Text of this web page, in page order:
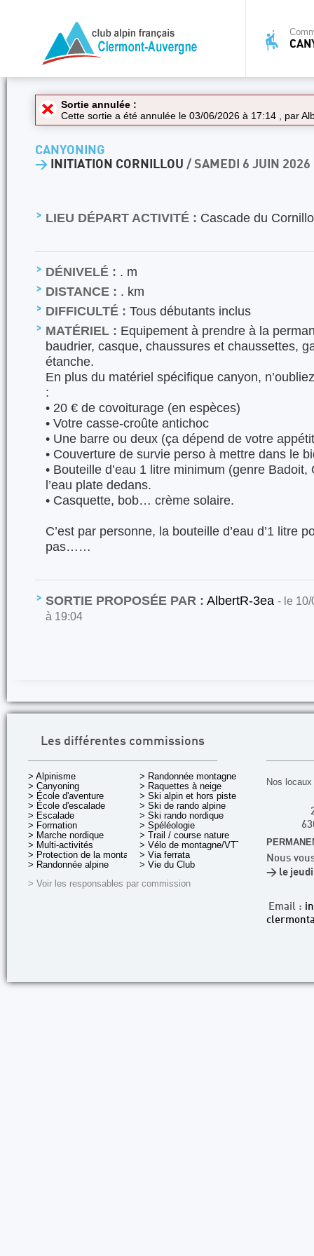
Sortie annulée :
Cette sortie a été annulée le 03/06/2026 à 17:14 , par
CANYONING
> INITIATION CORNILLOU / SAMEDI 6 JUIN 2026
LIEU DÉPART ACTIVITÉ : Cascade du
DÉNIVELÉ : . m
DISTANCE : . km
DIFFICULTÉ : Tous débutants inclus
MATÉRIEL : Equipement à prendre à la
baudrier, casque, chaussures et chaussettes,
étanche.
En plus du matériel spécifique canyon,
:
• 20 € de covoiturage (en espèces)
• Votre casse-croûte antichoc
• Une barre ou deux (ça dépend de votre
• Couverture de survie perso à mettre dans le
• Bouteille d’eau 1 litre minimum (genre
l’eau plate dedans.
• Casquette, bob… crème solaire.
C’est par personne, la bouteille d’eau d’1 litre
pas……
SORTIE PROPOSÉE PAR : AlbertR-3ea - le
à 19:04
Les différentes commissions
> Alpinisme
> Canyoning
> École d'aventure
> École d'escalade
> Escalade
> Formation
> Marche nordique
> Multi-activités
> Protection de la montagne
> Randonnée alpine
> Randonnée montagne
> Raquettes à neige
> Ski alpin et hors piste
> Ski de rando alpine
> Ski rando nordique
> Spéléologie
> Trail / course nature
> Vélo de montagne/VTT
> Via ferrata
> Vie du Club
> Voir les responsables par commission
Nos
Nous
> le jeudi
Email :